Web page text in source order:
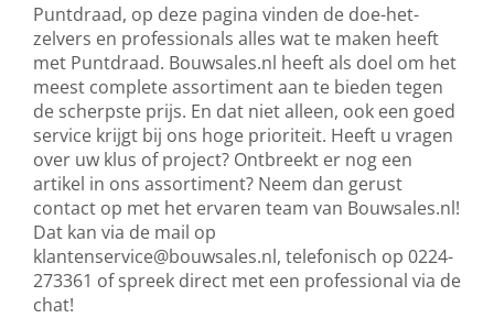
Puntdraad, op deze pagina vinden de doe-het-
zelvers en professionals alles wat te maken heeft
met Puntdraad. Bouwsales.nl heeft als doel om het
meest complete assortiment aan te bieden tegen
de scherpste prijs. En dat niet alleen, ook een goed
service krijgt bij ons hoge prioriteit. Heeft u vragen
over uw klus of project? Ontbreekt er nog een
artikel in ons assortiment? Neem dan gerust
contact op met het ervaren team van Bouwsales.nl!
Dat kan via de mail op
klantenservice@bouwsales.nl, telefonisch op 0224-
273361 of spreek direct met een professional via de
chat!